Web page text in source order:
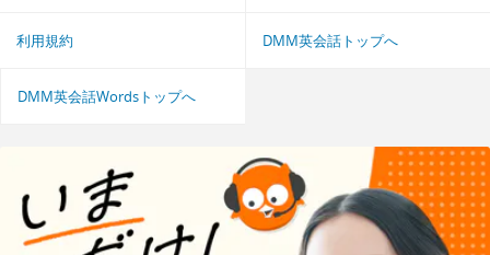
利用規約 DMM英会話トップへ
DMM英会話Wordsトップへ